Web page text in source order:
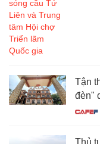
Tận
đèn"